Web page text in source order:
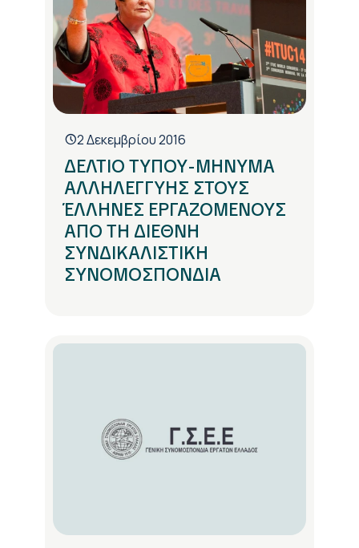
2 Δεκεμβρίου 2016
ΔΕΛΤΙΟ ΤΥΠΟΥ-ΜΗΝΥΜΑ
ΑΛΛΗΛΕΓΓΥΗΣ ΣΤΟΥΣ
ΈΛΛΗΝΕΣ ΕΡΓΑΖΟΜΕΝΟΥΣ
ΑΠΟ ΤΗ ΔΙΕΘΝΗ
ΣΥΝΔΙΚΑΛΙΣΤΙΚΗ
ΣΥΝΟΜΟΣΠΟΝΔΙΑ